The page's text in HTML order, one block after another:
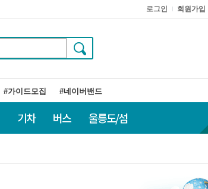
로그인 회원가입
#가이드모집 #네이버밴드
기차 버스 울릉도/섬